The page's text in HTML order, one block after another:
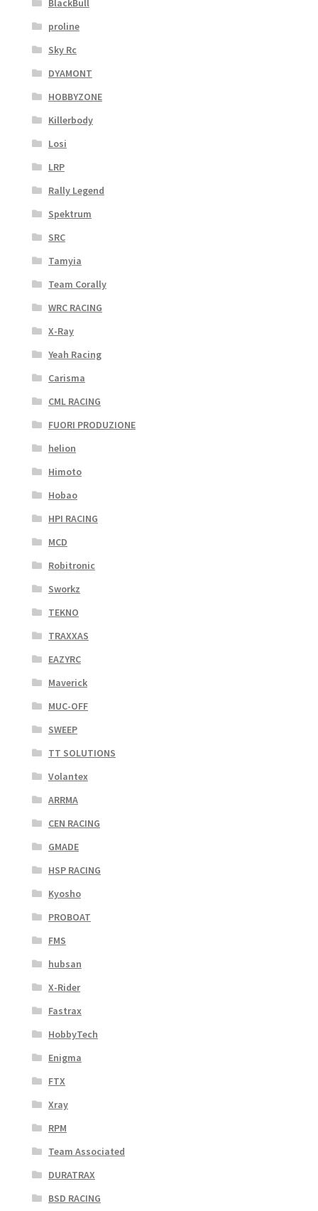
BlackBull
proline
Sky Rc
DYAMONT
HOBBYZONE
Killerbody
Losi
LRP
Rally Legend
Spektrum
SRC
Tamyia
Team Corally
WRC RACING
X-Ray
Yeah Racing
Carisma
CML RACING
FUORI PRODUZIONE
helion
Himoto
Hobao
HPI RACING
MCD
Robitronic
Sworkz
TEKNO
TRAXXAS
EAZYRC
Maverick
MUC-OFF
SWEEP
TT SOLUTIONS
Volantex
ARRMA
CEN RACING
GMADE
HSP RACING
Kyosho
PROBOAT
FMS
hubsan
X-Rider
Fastrax
HobbyTech
Enigma
FTX
Xray
RPM
Team Associated
DURATRAX
BSD RACING